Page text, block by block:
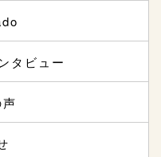
タビュー